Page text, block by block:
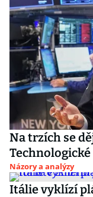
Na trzích se
Názory a analýzy
Itálie vyklízí